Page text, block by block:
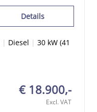
Details
| Diesel | 30 kW (41
€ 18.900,-
Excl. VAT